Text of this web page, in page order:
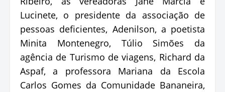
Lucinete, o presidente da associação de
pessoas deficientes, Adenilson, a poetista
Minita Montenegro, Túlio Simões da
agência de Turismo de viagens, Richard da
Aspaf, a professora Mariana da Escola
Carlos Gomes da Comunidade Bananeira,